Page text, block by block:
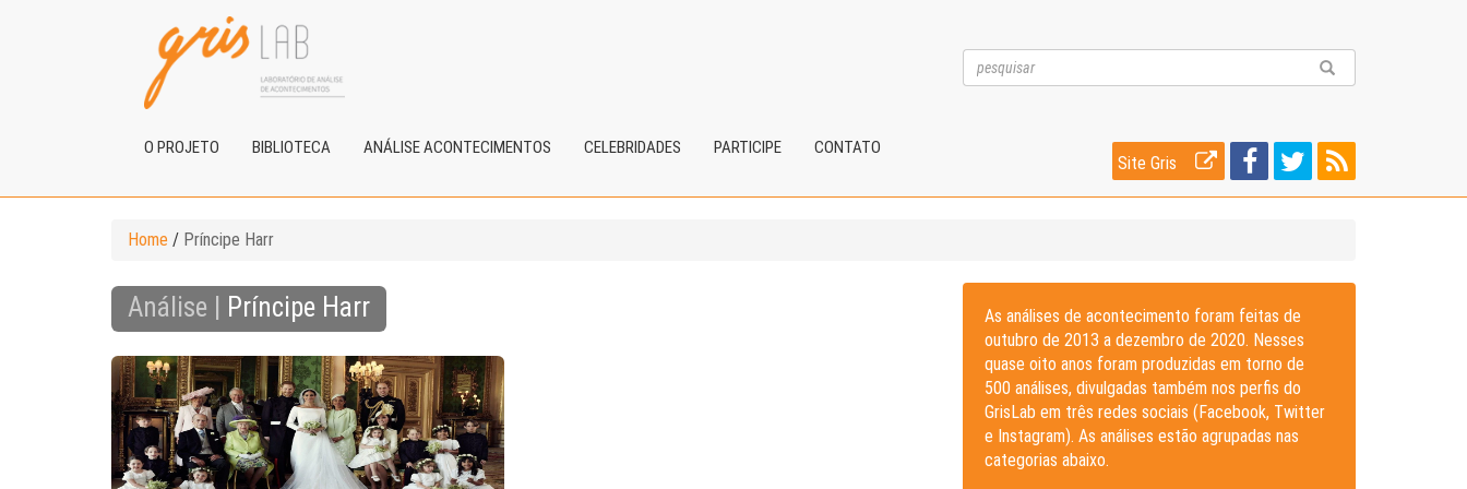
O PROJETO BIBLIOTECA ANÁLISE ACONTECIMENTOS CELEBRIDADES PARTICIPE CONTATO
Site Gris
Home / Príncipe Harr
Análise | Príncipe Harr
As análises de acontecimento foram feitas de
outubro de 2013 a dezembro de 2020. Nesses
quase oito anos foram produzidas em torno de
500 análises, divulgadas também nos perfis do
GrisLab em três redes sociais (Facebook, Twitter
e Instagram). As análises estão agrupadas nas
categorias abaixo.